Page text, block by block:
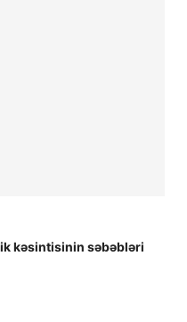
kəsintisinin səbəbləri